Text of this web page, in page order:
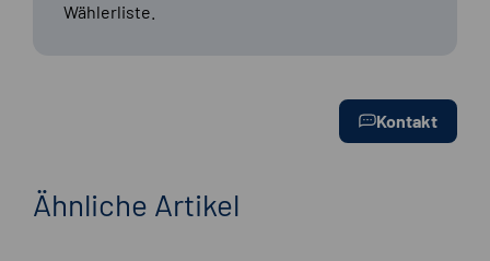
Wählerliste.
Kontakt
Ähnliche Artikel